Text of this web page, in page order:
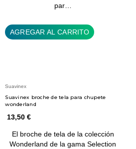
par…
AGREGAR AL CARRITO
Suavinex
Suavinex broche de tela para chupete
wonderland
13,50 €
El broche de tela de la colección
Wonderland de la gama Selection